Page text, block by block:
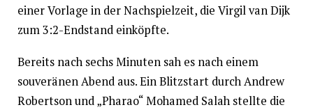
einer Vorlage in der Nachspielzeit, die Virgil van Dijk
zum 3:2-Endstand einköpfte.
Bereits nach sechs Minuten sah es nach einem
souveränen Abend aus. Ein Blitzstart durch Andrew
Robertson und „Pharao“ Mohamed Salah stellte die